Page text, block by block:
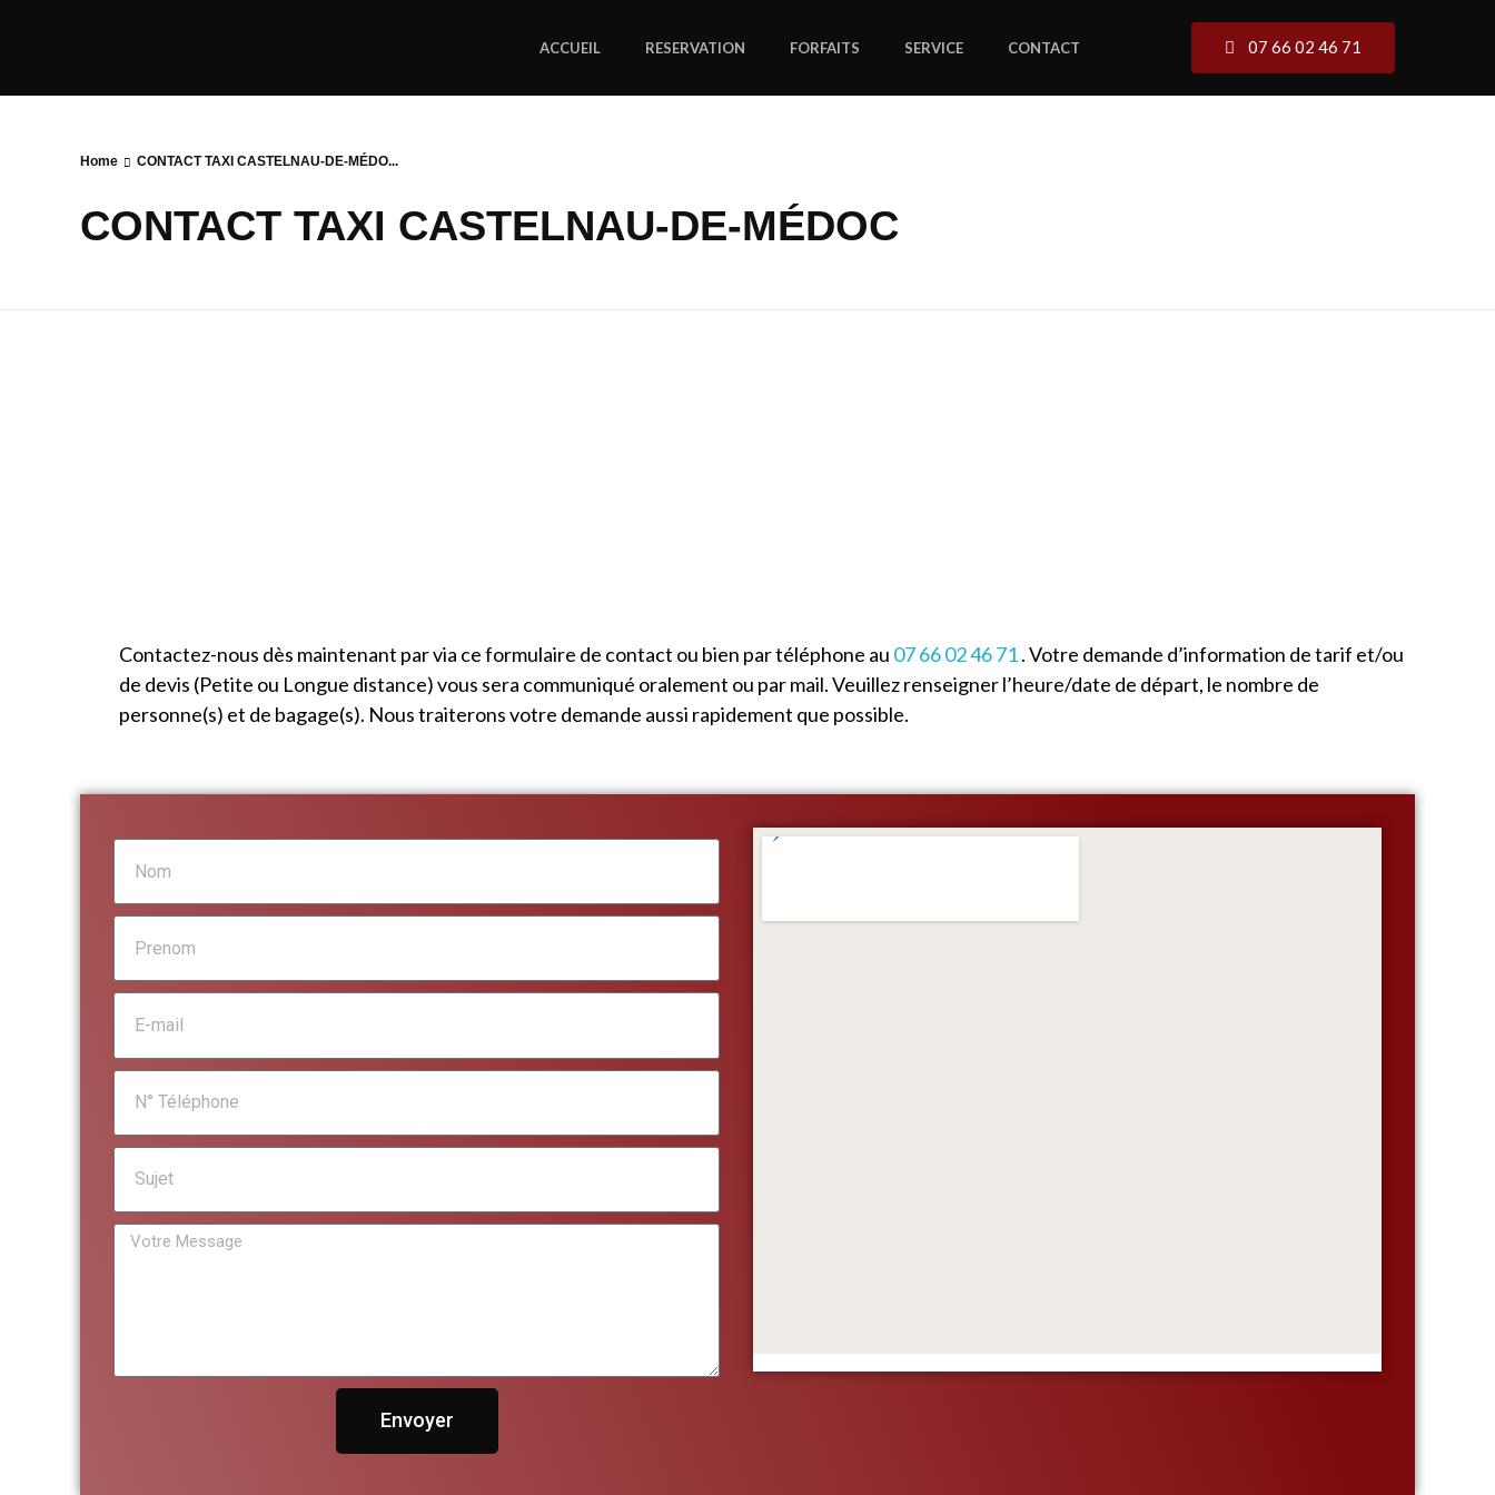
ACCUEIL RESERVATION FORFAITS SERVICE CONTACT 07 66 02 46 71
Home CONTACT TAXI CASTELNAU-DE-MÉDO...
CONTACT TAXI CASTELNAU-DE-MÉDOC
Contactez-nous dès maintenant par via ce formulaire de contact ou bien par téléphone au 07 66 02 46 71. Votre demande d’information de tarif et/ou
de devis (Petite ou Longue distance) vous sera communiqué oralement ou par mail. Veuillez renseigner l’heure/date de départ, le nombre de
personne(s) et de bagage(s). Nous traiterons votre demande aussi rapidement que possible.
Envoyer